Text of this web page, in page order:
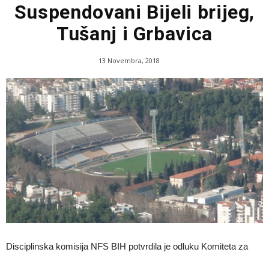
Suspendovani Bijeli brijeg,
Tušanj i Grbavica
13 Novembra, 2018
Disciplinska komisija NFS BIH potvrdila je odluku Komiteta za